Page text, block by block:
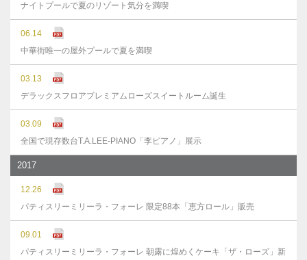
ナイトプールで夏のリゾート気分を満喫
06.14
中華街唯一の屋外プールで夏を満喫
03.13
デラックスフロアプレミアムローズスイートルーム誕生
03.09
全国で現存数台T.A.LEE-PIANO「李ピアノ」展示
2017
12.26
パティスリーミリーラ・フォーレ 限定88本「恵方ロール」販売
09.01
パティスリーミリーラ・フォーレ 朝露に煌めくケーキ「ザ・ローズ」新